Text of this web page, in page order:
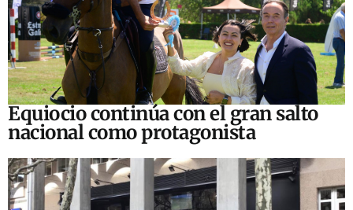
Equiocio continúa con el gran salto
nacional como protagonista